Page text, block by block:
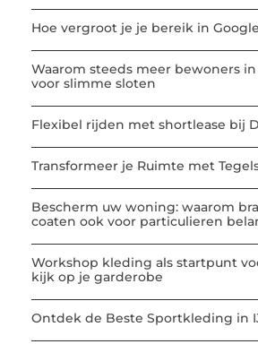
Hoe vergroot je je bereik in
Waarom steeds meer bewoners
voor slimme sloten
Flexibel rijden met shortlease bij
Transformeer je Ruimte met
Bescherm uw woning: waarom
coaten ook voor particulieren
Workshop kleding als startpunt
kijk op je garderobe
Ontdek de Beste Sportkleding in